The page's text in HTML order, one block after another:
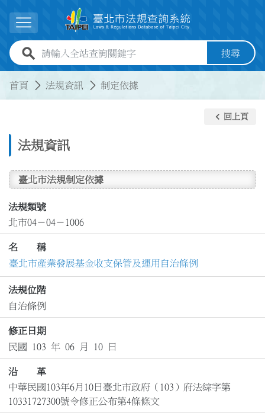
展開選單
全站查詢關鍵字欄位 搜尋
首頁 法規資訊 制定依據
法規資訊
keyboard_arrow_left 回上頁
臺北市法規制定依據
法規類號
北市04－04－1006
名 稱
臺北市產業發展基金收支保管及運用自治條例
法規位階
自治條例
修正日期
民國 103 年 06 月 10 日
沿 革
中華民國103年6月10日臺北市政府（103）府法綜字第
10331727300號令修正公布第4條條文